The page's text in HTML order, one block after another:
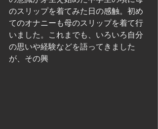
のスリップを着てみた日の感触。初め
てのオナニーも母のスリップを着て行
いました。これまでも、いろいろ自分
の思いや経験などを語ってきました
が、その興